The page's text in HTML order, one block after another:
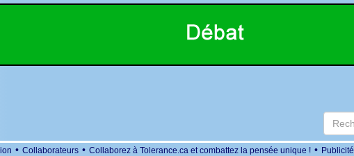
• Collaborateurs • Collaborez à Tolerance.ca et combattez la pensée unique ! • Publicité